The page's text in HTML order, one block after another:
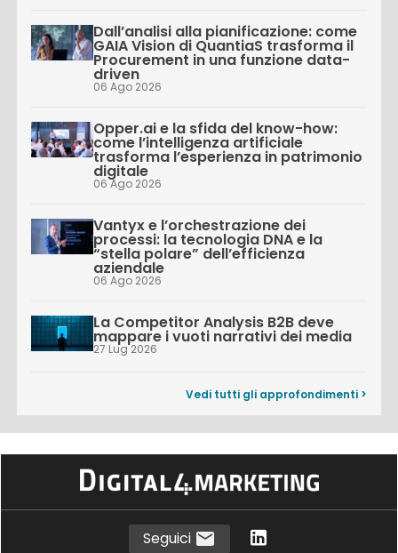
Dall’analisi alla pianificazione: come
GAIA Vision di QuantiaS trasforma il
Procurement in una funzione data-
driven
06 Ago 2026
Opper.ai e la sfida del know-how:
come l’intelligenza artificiale
trasforma l’esperienza in patrimonio
digitale
06 Ago 2026
Vantyx e l’orchestrazione dei
processi: la tecnologia DNA e la
“stella polare” dell’efficienza
aziendale
06 Ago 2026
La Competitor Analysis B2B deve
mappare i vuoti narrativi dei media
27 Lug 2026
Vedi tutti gli approfondimenti >
Seguici